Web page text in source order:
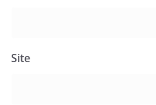
Site